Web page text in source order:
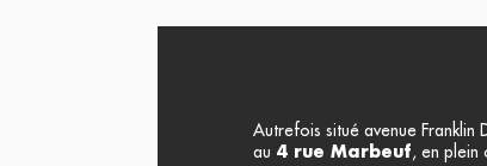
Autrefois situé avenue Franklin
au 4 rue Marbeuf , en plein